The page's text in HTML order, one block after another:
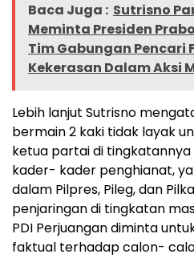
Baca Juga : Sutrisno
Meminta Presiden
Tim Gabungan Pencari
Kekerasan Dalam Aksi
Lebih lanjut Sutrisno
bermain 2 kaki tidak layak
ketua partai di
kader- kader penghianat,
dalam Pilpres, Pileg, dan
penjaringan di tingkatan
PDI Perjuangan diminta
faktual terhadap calon-